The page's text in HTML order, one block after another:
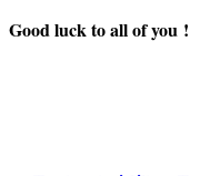
Good luck to all of you !